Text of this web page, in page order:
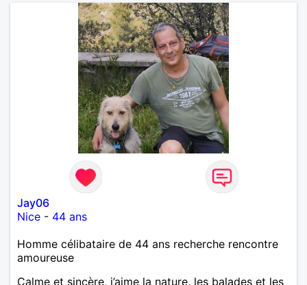
Jay06
Nice - 44 ans
Homme célibataire de 44 ans recherche rencontre
amoureuse
Calme et sincère, j’aime la nature, les balades et les